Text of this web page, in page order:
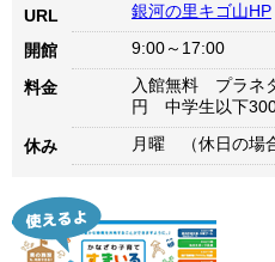
URL 銀河の里キゴ山HP
開館 9:00～17:00
料金
入館無料 プラネ
円 中学生以下300
休み 月曜 （休日の場